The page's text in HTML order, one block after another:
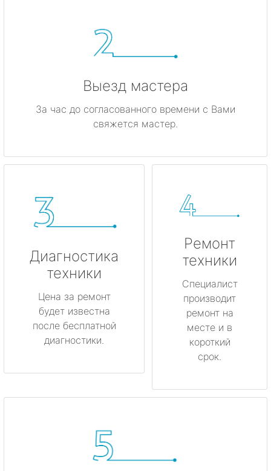
Выезд мастера
За час до согласованного времени с Вами
свяжется мастер.
Диагностика
техники
Цена за ремонт
будет известна
после бесплатной
диагностики.
Ремонт
техники
Специалист
производит
ремонт на
месте и в
короткий
срок.